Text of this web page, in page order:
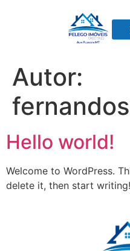
Autor:
Hello world!
Welcome to WordPress.
delete it, then start writing!